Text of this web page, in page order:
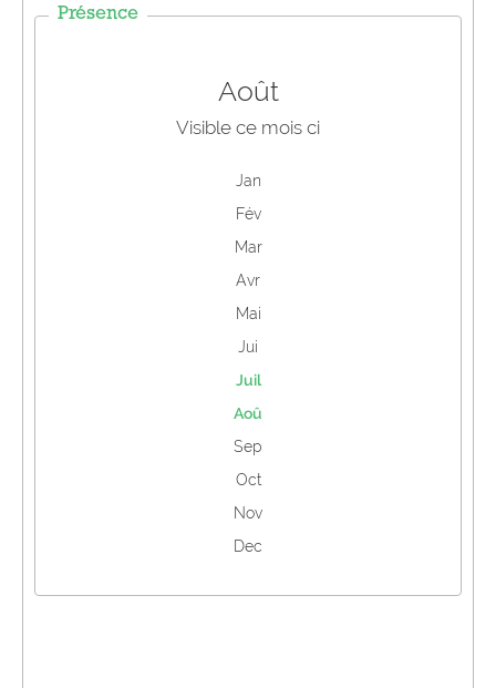
Présence
Août
Visible ce mois ci
Jan
Fév
Mar
Avr
Mai
Jui
Juil
Aoû
Sep
Oct
Nov
Dec